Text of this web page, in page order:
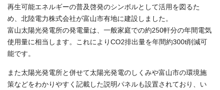
再生可能エネルギーの普及啓発のシンボルとして活用を図るた
め、北陸電力株式会社が富山市有地に建設しました。
富山太陽光発電所の発電量は、一般家庭での約250軒分の年間電気
使用量に相当します。これによりCO2排出量を年間約300t削減可
能です。
また太陽光発電所と併せて太陽光発電のしくみや富山市の環境施
策などをわかりやすく記載した説明パネルも設置されており、い